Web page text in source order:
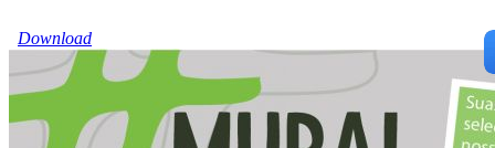
Download